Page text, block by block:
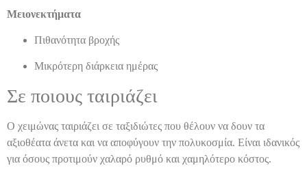
Μειονεκτήματα
Πιθανότητα βροχής
Μικρότερη διάρκεια ημέρας
Σε ποιους ταιριάζει
Ο χειμώνας ταιριάζει σε ταξιδιώτες που θέλουν να δουν τα
αξιοθέατα άνετα και να αποφύγουν την πολυκοσμία. Είναι ιδανικός
για όσους προτιμούν χαλαρό ρυθμό και χαμηλότερο κόστος.